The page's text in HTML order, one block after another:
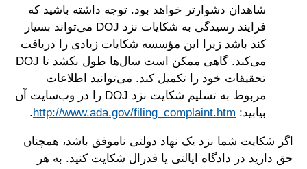
شاهدان دشوارتر خواهد بود. توجه داشته باشید که
فرایند رسیدگی به شکایات نزد DOJ می‌تواند بسیار
کند باشد زیرا این مؤسسه شکایات زیادی را دریافت
می‌کند. گاهی ممکن است سال‌ها طول بکشد تا DOJ
تحقیقات خود را تکمیل کند. می‌توانید اطلاعات
مربوط به تسلیم شکایت نزد DOJ را در وب‌سایت آن
بیابید: http://www.ada.gov/filing_complaint.htm
.
اگر شکایت شما نزد یک نهاد دولتی ناموفق باشد، همچنان
حق دارید در دادگاه ایالتی یا فدرال شکایت کنید. به هر